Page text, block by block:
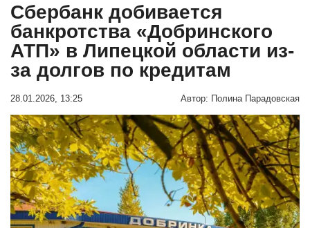
Сбербанк добивается
банкротства «Добринского
АТП» в Липецкой области из-
за долгов по кредитам
28.01.2026, 13:25 Автор: Полина Парадовская